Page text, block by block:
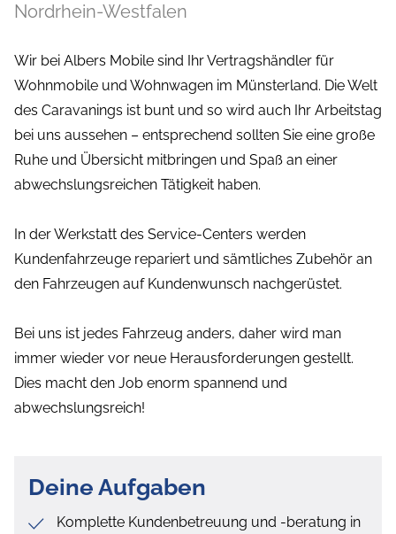
Nordrhein-Westfalen
Wir bei Albers Mobile sind Ihr Vertragshändler für
Wohnmobile und Wohnwagen im Münsterland. Die Welt
des Caravanings ist bunt und so wird auch Ihr Arbeitstag
bei uns aussehen – entsprechend sollten Sie eine große
Ruhe und Übersicht mitbringen und Spaß an einer
abwechslungsreichen Tätigkeit haben.
In der Werkstatt des Service-Centers werden
Kundenfahrzeuge repariert und sämtliches Zubehör an
den Fahrzeugen auf Kundenwunsch nachgerüstet.
Bei uns ist jedes Fahrzeug anders, daher wird man
immer wieder vor neue Herausforderungen gestellt.
Dies macht den Job enorm spannend und
abwechslungsreich!
Deine Aufgaben
Komplette Kundenbetreuung und -beratung in